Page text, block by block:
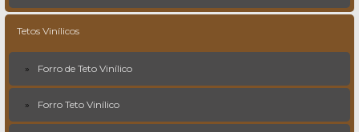
Tetos Vinílicos
Forro de Teto Vinílico
Forro Teto Vinílico